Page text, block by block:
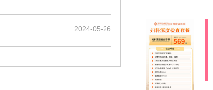
2024-05-26